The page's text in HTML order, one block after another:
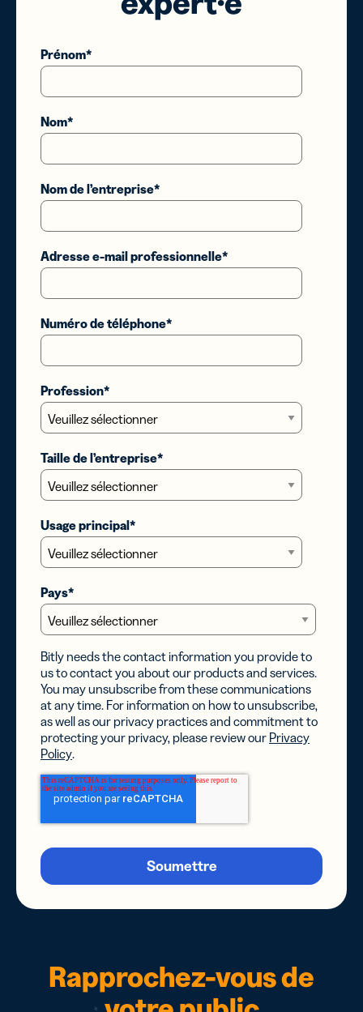
Prénom*
Nom*
Nom de l’entreprise*
Adresse e-mail professionnelle*
Numéro de téléphone*
Profession*
Taille de l’entreprise*
Usage principal*
Pays*
Bitly needs the contact information you provide to
us to contact you about our products and services.
You may unsubscribe from these communications
at any time. For information on how to unsubscribe,
as well as our privacy practices and commitment to
protecting your privacy, please review our Privacy
Policy.
Rapprochez-vous de